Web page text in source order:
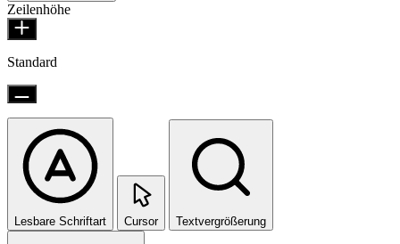
Zeilenhöhe
Standard
Lesbare Schriftart Cursor Textvergrößerung